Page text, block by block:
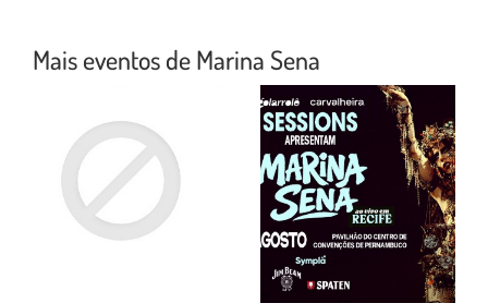
Mais eventos de Marina Sena